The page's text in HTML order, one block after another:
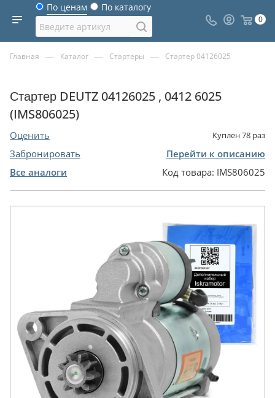
По ценам По каталогу
0
Главная — Каталог — Стартеры — Стартер 04126025
Стартер DEUTZ 04126025 , 0412 6025
(IMS806025)
Оценить Куплен78 раз
Забронировать
Перейти к описанию
Все аналоги
Код товара: IMS806025